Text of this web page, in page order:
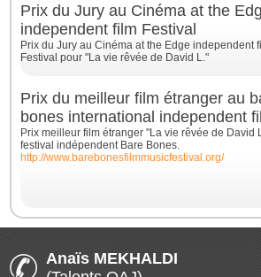
Prix du Jury au Cinéma at the
independent film Festival
Prix du Jury au Cinéma at the Edge independent
Festival pour "La vie rêvée de David L."
Prix du meilleur film étranger au
bones international independent
Prix meilleur film étranger "La vie rêvée de David
festival indépendent Bare Bones.
http://www.barebonesfilmmusicfestival.org/
Anaïs MEKHALDI